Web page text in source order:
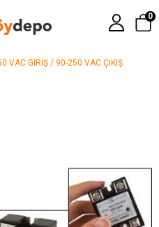
0
VAC GİRİŞ / 90-250 VAC ÇIKIŞ